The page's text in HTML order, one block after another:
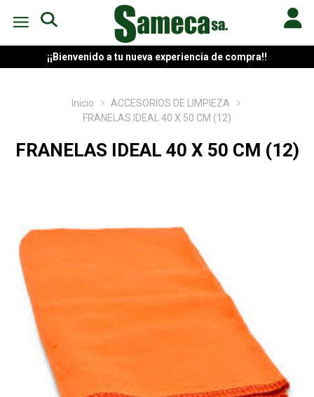
¡¡Bienvenido a tu nueva experiencia de compra!!
Inicio
ACCESORIOS DE LIMPIEZA
FRANELAS IDEAL 40 X 50 CM (12)
FRANELAS IDEAL 40 X 50 CM (12)